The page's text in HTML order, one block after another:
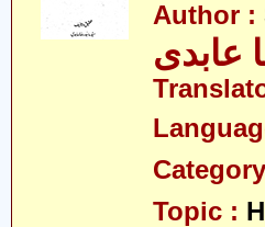
Author :
عابدی
Topic :